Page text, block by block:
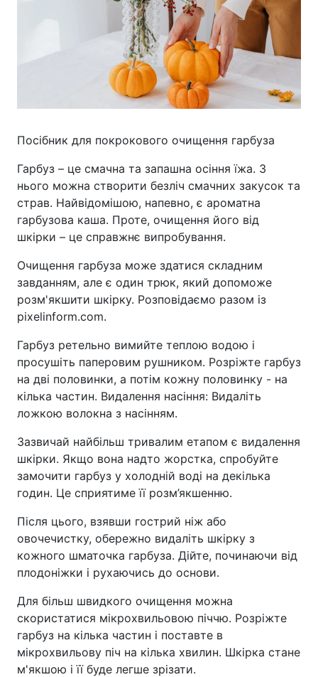
Посібник для покрокового очищення гарбуза
Гарбуз – це смачна та запашна осіння їжа. З
нього можна створити безліч смачних закусок та
страв. Найвідомішою, напевно, є ароматна
гарбузова каша. Проте, очищення його від
шкірки – це справжнє випробування.
Очищення гарбуза може здатися складним
завданням, але є один трюк, який допоможе
розм'якшити шкірку. Розповідаємо разом із
pixelinform.com.
Гарбуз ретельно вимийте теплою водою і
просушіть паперовим рушником. Розріжте гарбуз
на дві половинки, а потім кожну половинку - на
кілька частин. Видалення насіння: Видаліть
ложкою волокна з насінням.
Зазвичай найбільш тривалим етапом є видалення
шкірки. Якщо вона надто жорстка, спробуйте
замочити гарбуз у холодній воді на декілька
годин. Це сприятиме її розм’якшенню.
Після цього, взявши гострий ніж або
овочечистку, обережно видаліть шкірку з
кожного шматочка гарбуза. Дійте, починаючи від
плодоніжки і рухаючись до основи.
Для більш швидкого очищення можна
скористатися мікрохвильовою піччю. Розріжте
гарбуз на кілька частин і поставте в
мікрохвильову піч на кілька хвилин. Шкірка стане
м'якшою і її буде легше зрізати.